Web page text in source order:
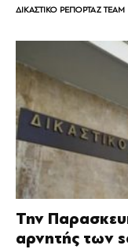
ΔΙΚΑΣΤΙΚΟ ΡΕΠΟΡΤΑΖ TEAM
Την
αρνητής των